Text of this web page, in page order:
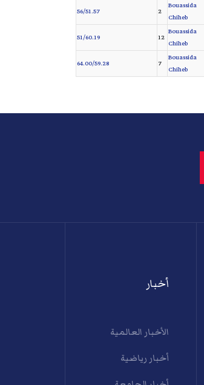
Bouassida
Chiheb
2
56/51.57
Bouassida
Chiheb
12
51/60.19
Bouassida
Chiheb
7
64.00/59.28
أخبار
الأخبار العالمية
أخبار رياضية